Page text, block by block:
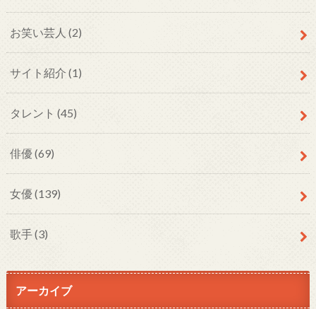
お笑い芸人 (2)
サイト紹介 (1)
タレント (45)
俳優 (69)
女優(139)
歌手(3)
アーカイブ